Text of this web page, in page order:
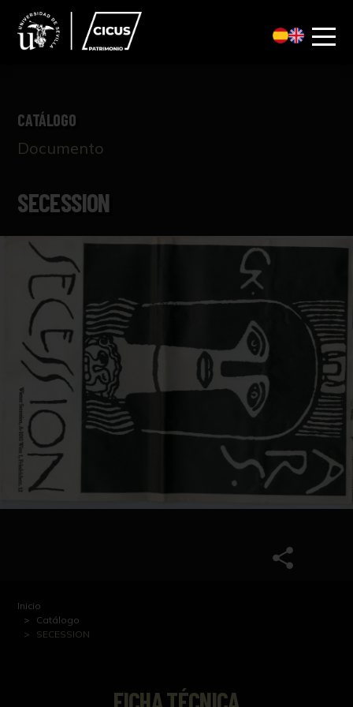
CATÁLOGO
Documento
SECESSION
Inicio
Catálogo
SECESSION
FICHA TÉCNICA